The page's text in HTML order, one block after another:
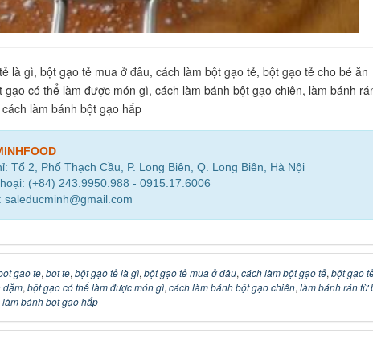
là gì, bột gạo tẻ mua ở đâu, cách làm bột gạo tẻ, bột gạo tẻ cho bé ăn
gạo có thể làm được món gì, cách làm bánh bột gạo chiên, làm bánh
làm bánh bột gạo hấp
Tổ 2, Phố Thạch Cầu, P. Long Biên, Q. Long Biên, Hà Nội
(+84) 243.9950.988 - 0915.17.6006
saleducminh@gmail.com
gao te, bot te, bột gạo tẻ là gì, bột gạo tẻ mua ở đâu, cách làm bột gạo tẻ, bột gạo
dặm, bột gạo có thể làm được món gì, cách làm bánh bột gạo chiên, làm bánh rán từ
làm bánh bột gạo hấp